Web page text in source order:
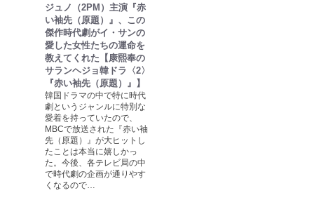
ジュノ（2PM）主演『赤
い袖先（原題）』、この
傑作時代劇がイ・サンの
愛した女性たちの運命を
教えてくれた【康熙奉の
サランヘジョ韓ドラ〈2〉
『赤い袖先（原題）』】
韓国ドラマの中で特に時代
劇というジャンルに特別な
愛着を持っていたので、
MBCで放送された『赤い袖
先（原題）』が大ヒットし
たことは本当に嬉しかっ
た。今後、各テレビ局の中
で時代劇の企画が通りやす
くなるので…